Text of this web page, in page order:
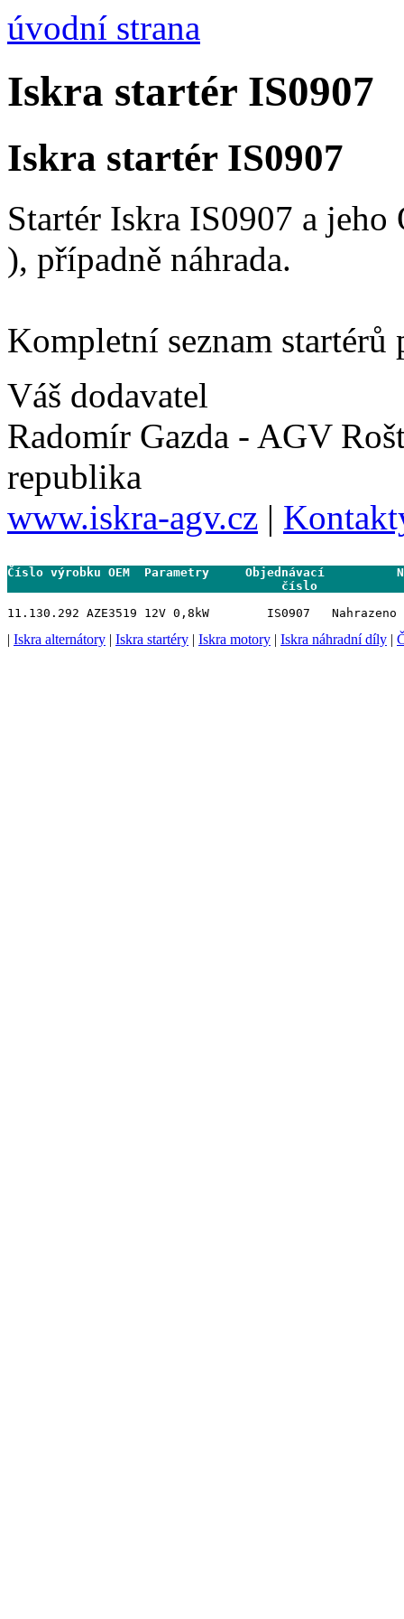
úvodní strana
Iskra startér IS0907
Iskra startér IS0907
Startér Iskra IS0907 a
), případně náhrada.
Kompletní seznam
Váš dodavatel
Radomír Gazda - AGV
republika
www.iskra-agv.cz |
Číslo výrobku OEM  Parametry
| Iskra alternátory | Iskra startéry | Iskra motory | Iskra náhradní díly |